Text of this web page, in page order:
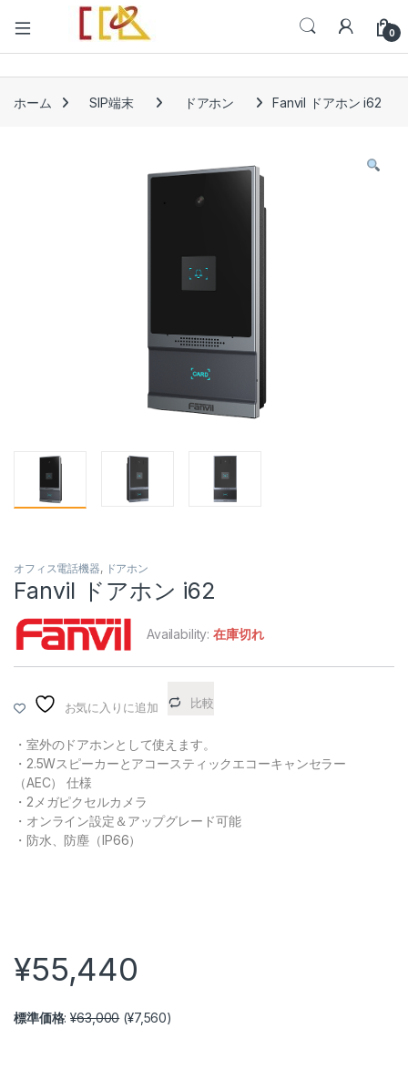
Open 0
ホーム SIP端末 ドアホン Fanvil ドアホン i62
オフィス電話機器, ドアホン
Fanvil ドアホン i62
Availability:在庫切れ
お気に入りに追加 比較
・室外のドアホンとして使えます。
・2.5Wスピーカーとアコースティックエコーキャンセラー
（AEC）
仕様
・2メガピクセルカメラ
・オンライン設定＆アップグレード可能
・防水、防塵（IP66）
¥55,440
標準価格:¥63,000(¥7,560)